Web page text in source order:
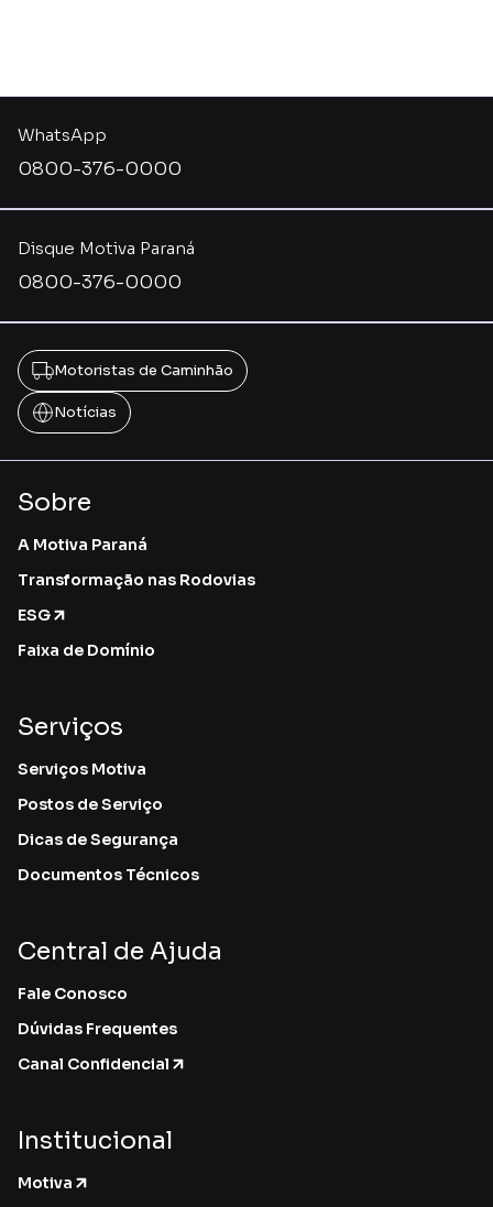
Disque Motiva Paraná
0800-376-0000
WhatsApp
0800-376-0000
Motoristas de Caminhão
Notícias
Sobre
A Motiva Paraná
Transformação nas Rodovias
ESG
Faixa de Domínio
Serviços
Serviços Motiva
Postos de Serviço
Dicas de Segurança
Documentos Técnicos
Central de Ajuda
Fale Conosco
Dúvidas Frequentes
Canal Confidencial
Institucional
Motiva